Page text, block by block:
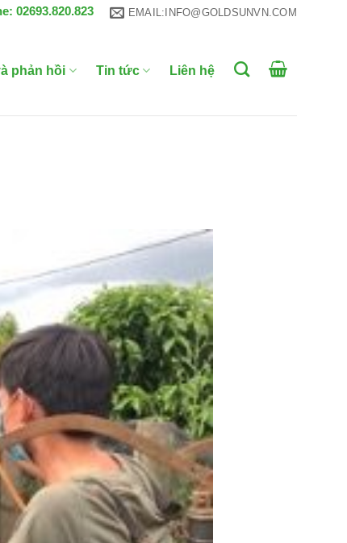
02693.820.823 EMAIL:INFO@GOLDSUNVN.COM
phản hồi Tin tức Liên hệ